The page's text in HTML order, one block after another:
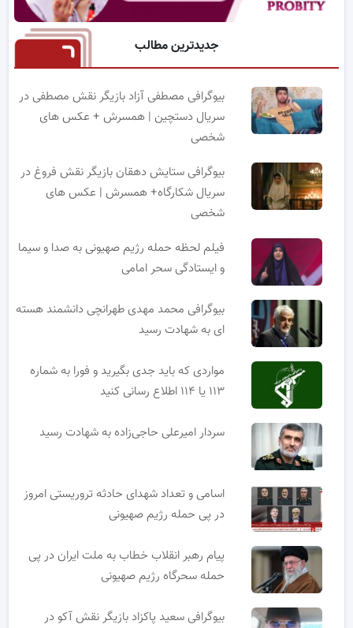
جدیدترین مطالب
بیوگرافی مصطفی آزاد بازیگر نقش مصطفی در
سریال دستچین | همسرش + عکس های
شخصی
بیوگرافی ستایش دهقان بازیگر نقش فروغ در
سریال شکارگاه+ همسرش | عکس های
شخصی
فیلم لحظه حمله رژیم صهیونی به صدا و سیما
و ایستادگی سحر امامی
بیوگرافی محمد مهدی طهرانچی دانشمند هسته
ای به شهادت رسید
مواردی که باید جدی بگیرید و فورا به شماره
۱۱۳ یا ۱۱۴ اطلاع رسانی کنید
سردار امیرعلی حاجی‌زاده به شهادت رسید
اسامی و تعداد شهدای حادثه تروریستی امروز
در پی حمله رژیم صهیونی
پیام رهبر انقلاب خطاب به ملت ایران در پی
حمله سحرگاه رژیم صهیونی
بیوگرافی سعید پاکزاد بازیگر نقش آکو در